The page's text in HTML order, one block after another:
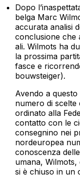
Dopo
belga Marc
accurata analisi
conclusione che
ali. Wilmots ha
la prossima
fasce e
bouwsteiger).
Avendo a
numero di scelte
ordinato alla
contatto con le
consegnino nei
nordeuropea
conoscenza
umana,
si è chiuso in un